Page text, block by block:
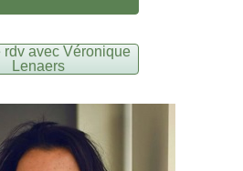
rdv avec Véronique
Lenaers